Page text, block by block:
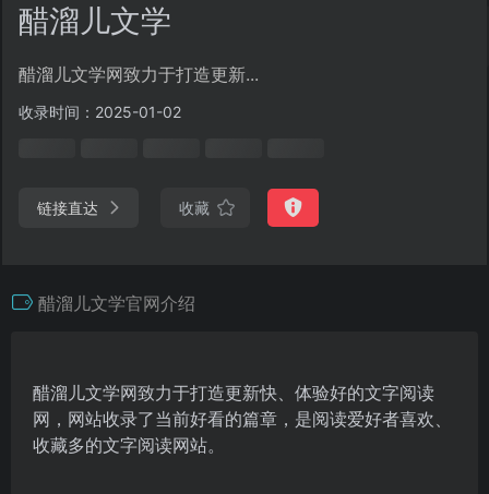
醋溜儿文学
醋溜儿文学网致力于打造更新...
收录时间：2025-01-02
链接直达 收藏
醋溜儿文学官网介绍
醋溜儿文学网致力于打造更新快、体验好的文字阅读
网，网站收录了当前好看的篇章，是阅读爱好者喜欢、
收藏多的文字阅读网站。